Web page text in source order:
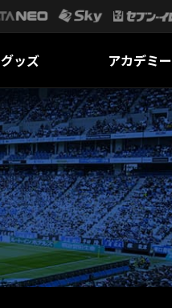
グッズ アカデミー